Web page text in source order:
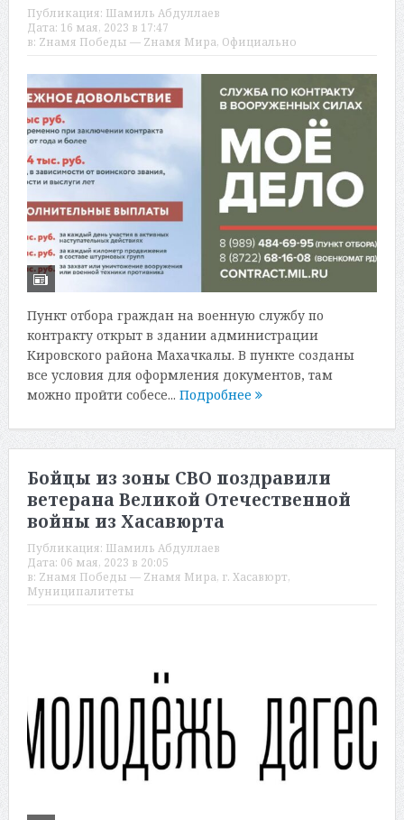
Публикация: Шамиль Абдуллаев
Дата: 16 мая, 2023 в 17:47
в: Zнамя Победы — Zнамя Мира, Официально
Пункт отбора граждан на военную службу по
контракту открыт в здании администрации
Кировского района Махачкалы. В пункте созданы
все условия для оформления документов, там
можно пройти собесе... Подробнее
Бойцы из зоны СВО поздравили
ветерана Великой Отечественной
войны из Хасавюрта
Публикация: Шамиль Абдуллаев
Дата: 06 мая, 2023 в 20:05
в: Zнамя Победы — Zнамя Мира, г. Хасавюрт,
Муниципалитеты